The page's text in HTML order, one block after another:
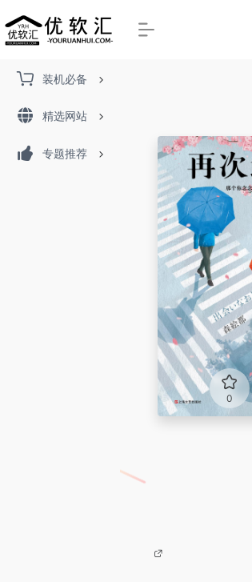
装机必备
精选网站
专题推荐
0